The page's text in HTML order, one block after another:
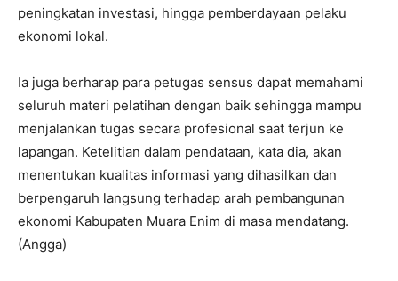
peningkatan investasi, hingga pemberdayaan pelaku
ekonomi lokal.
Ia juga berharap para petugas sensus dapat memahami
seluruh materi pelatihan dengan baik sehingga mampu
menjalankan tugas secara profesional saat terjun ke
lapangan. Ketelitian dalam pendataan, kata dia, akan
menentukan kualitas informasi yang dihasilkan dan
berpengaruh langsung terhadap arah pembangunan
ekonomi Kabupaten Muara Enim di masa mendatang.
(Angga)